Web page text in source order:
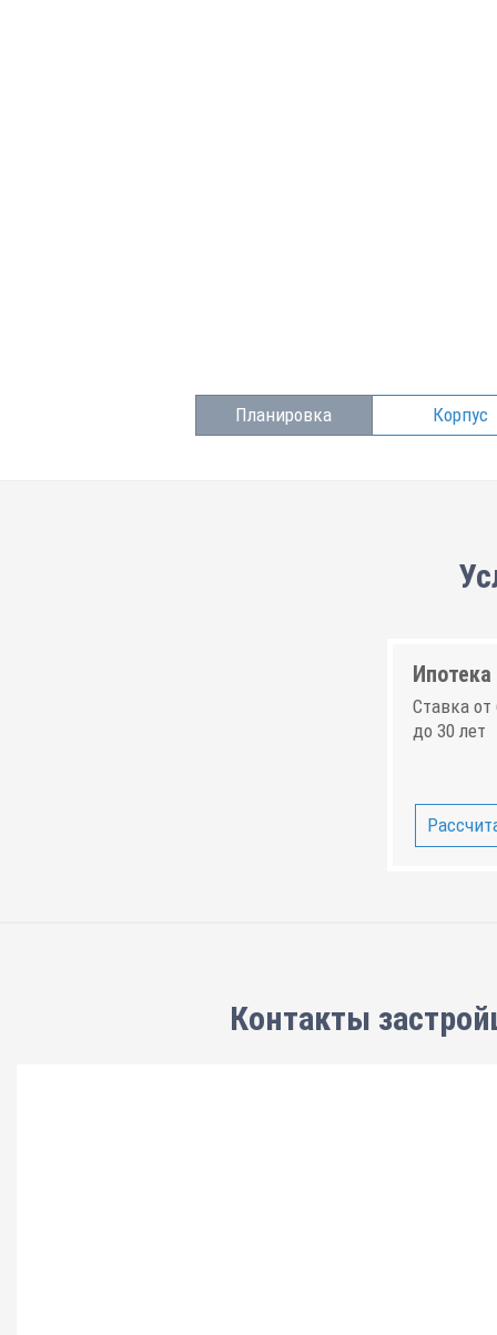
Планировка Корпус
Ипотека
Ставка от
до 30 лет
Контакты